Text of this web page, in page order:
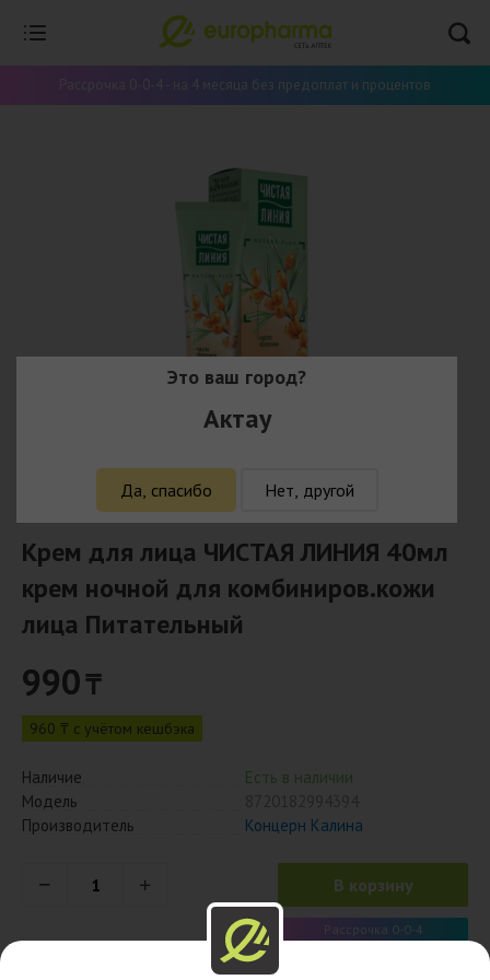
Рассрочка 0-0-4 - на 4 месяца без предоплат и процентов
Крем для лица ЧИСТАЯ ЛИНИЯ 40мл
крем ночной для комбиниров.кожи
лица Питательный
990₸
960 ₸ с учётом кешбэка
Наличие
Есть в наличии
Модель
Производитель
Концерн Калина
В корзину
Рассрочка 0-0-4
Это ваш город?
Актау
Да, спасибо Нет, другой